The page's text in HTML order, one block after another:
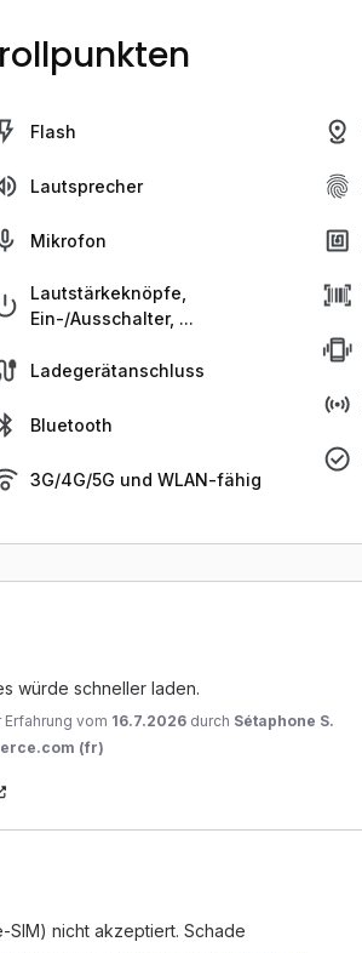
Flash
Lautsprecher
Mikrofon
Lautstärkeknöpfe,
Ein-/Ausschalter, ...
Ladegerätanschluss
Bluetooth
3G/4G/5G und WLAN-fähig
würde schneller laden.
vom 16.7.2026 durch Sétaphone S.
(fr)
SIM) nicht akzeptiert. Schade